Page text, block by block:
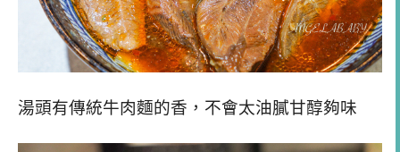
湯頭有傳統牛肉麵的香，不會太油膩甘醇夠味